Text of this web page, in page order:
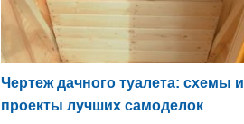
Чертеж дачного туалета: схемы и
проекты лучших самоделок